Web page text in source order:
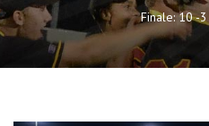
Finale: 10 -